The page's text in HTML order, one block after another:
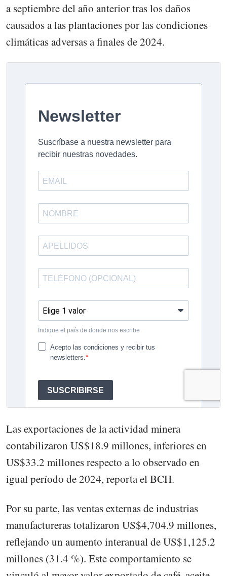
a septiembre del año anterior tras los daños
causados a las plantaciones por las condiciones
climáticas adversas a finales de 2024.
Las exportaciones de la actividad minera
contabilizaron US$18.9 millones, inferiores en
US$33.2 millones respecto a lo observado en
igual período de 2024, reporta el BCH.
Por su parte, las ventas externas de industrias
manufactureras totalizaron US$4,704.9 millones,
reflejando un aumento interanual de US$1,125.2
millones (31.4 %). Este comportamiento se